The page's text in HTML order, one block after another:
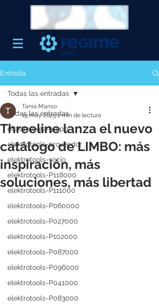
Entrada
Todas las entradas
elektrotools-grupo
elektrotools-proveedor
elektrotools-socio
elektrotools-P118000
elektrotools-P111000
elektrotools-P060000
elektrotools-P027000
elektrotools-P102000
elektrotools-P087000
elektrotools-P096000
elektrotools-P041000
elektrotools-P083000
Todas las entradas
Threeline lanza el nuevo
catálogo de LIMBO: más
inspiración, más
soluciones, más libertad
Tania Manso
19 may 20252 min de lectura